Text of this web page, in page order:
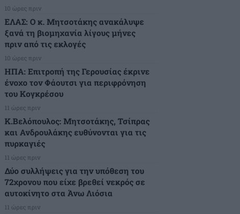
10 ώρες πριν
ΕΛΑΣ: Ο κ. Μητσοτάκης ανακάλυψε
ξανά τη βιομηχανία λίγους μήνες
πριν από τις εκλογές
10 ώρες πριν
ΗΠΑ: Επιτροπή της Γερουσίας έκρινε
ένοχο τον Φάουτσι για περιφρόνηση
του Κογκρέσου
11 ώρες πριν
K.Βελόπουλος: Μητσοτάκης, Τσίπρας
και Ανδρουλάκης ευθύνονται για τις
πυρκαγιές
11 ώρες πριν
Δύο συλλήψεις για την υπόθεση του
72χρονου που είχε βρεθεί νεκρός σε
αυτοκίνητο στα Άνω Λιόσια
11 ώρες πριν